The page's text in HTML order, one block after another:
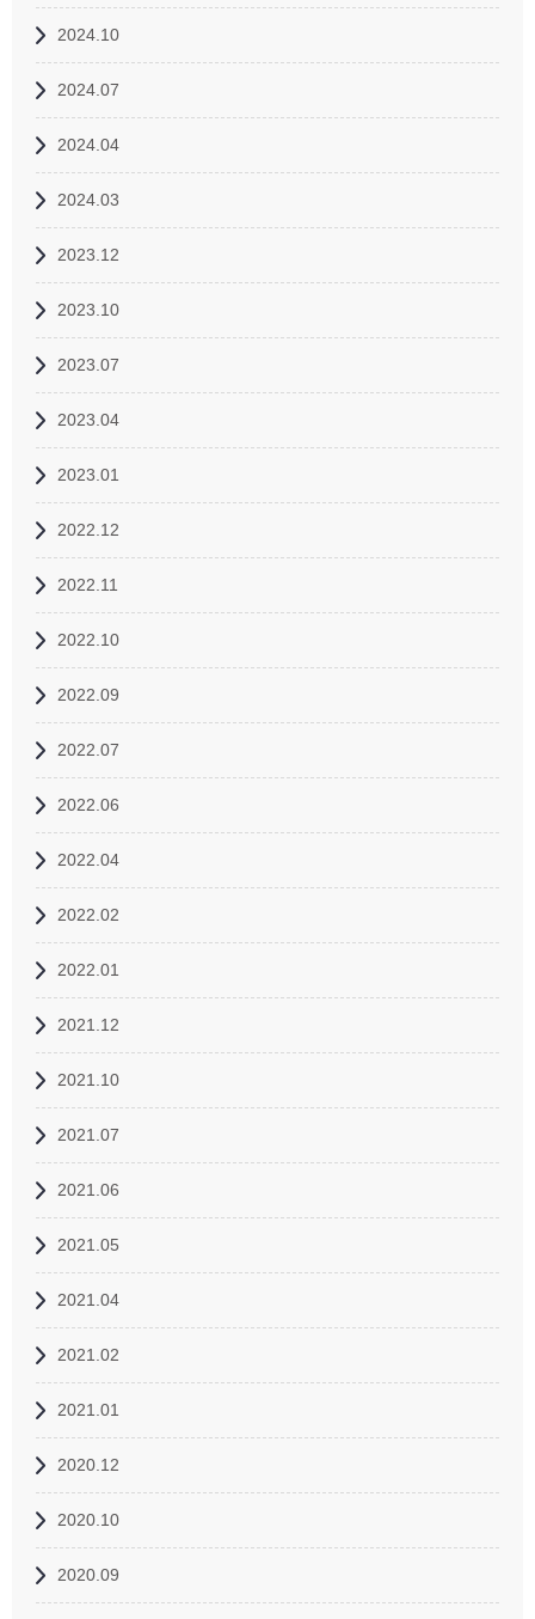
2024.10
2024.07
2024.04
2024.03
2023.12
2023.10
2023.07
2023.04
2023.01
2022.12
2022.11
2022.10
2022.09
2022.07
2022.06
2022.04
2022.02
2022.01
2021.12
2021.10
2021.07
2021.06
2021.05
2021.04
2021.02
2021.01
2020.12
2020.10
2020.09